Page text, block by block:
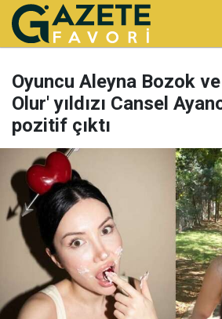
Oyuncu Aleyna Bozok
Olur' yıldızı Cansel
pozitif çıktı